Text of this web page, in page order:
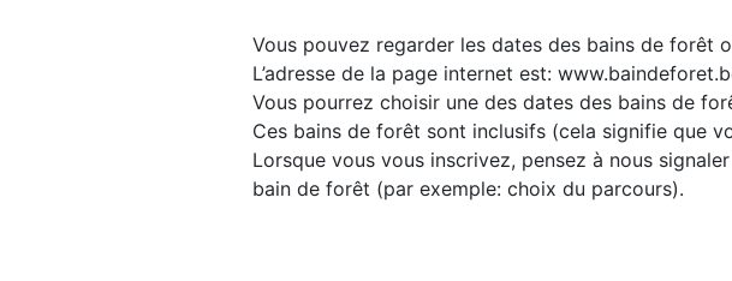
Vous pouvez regarder les dates des bains de forêt
L’adresse de la page internet est:
Vous pourrez choisir une des dates des bains de
Ces bains de forêt sont inclusifs (cela signifie que
Lorsque vous vous inscrivez, pensez à nous
bain de forêt (par exemple: choix du parcours).